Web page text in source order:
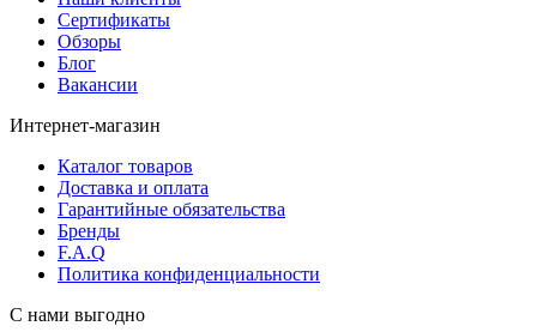
Сертификаты
Обзоры
Блог
Вакансии
Интернет-магазин
Каталог товаров
Доставка и оплата
Гарантийные обязательства
Бренды
F.A.Q
Политика конфиденциальности
С нами выгодно